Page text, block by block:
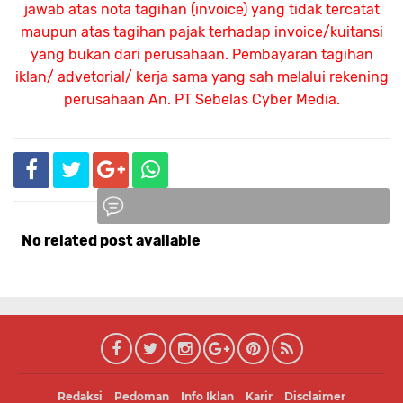
jawab atas nota tagihan (invoice) yang tidak tercatat
maupun atas tagihan pajak terhadap invoice/kuitansi
yang bukan dari perusahaan. Pembayaran tagihan
iklan/ advetorial/ kerja sama yang sah melalui rekening
perusahaan An. PT Sebelas Cyber Media.
No related post available
Redaksi Pedoman Info Iklan Karir Disclaimer